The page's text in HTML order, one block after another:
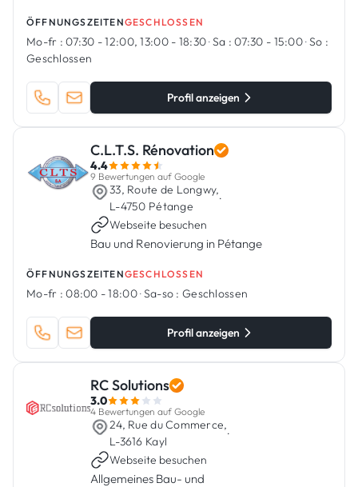
ÖFFNUNGSZEITENGESCHLOSSEN
Mo-fr : 07:30 - 12:00, 13:00 - 18:30·Sa : 07:30 - 15:00·So :
Geschlossen
Profil anzeigen
C.L.T.S. Rénovation
4.4
9 Bewertungen auf Google
33, Route de Longwy,
L-4750 Pétange
·
Webseite besuchen
Bau und Renovierung in Pétange
ÖFFNUNGSZEITENGESCHLOSSEN
Mo-fr : 08:00 - 18:00·Sa-so : Geschlossen
Profil anzeigen
RC Solutions
3.0
4 Bewertungen auf Google
24, Rue du Commerce,
L-3616 Kayl
·
Webseite besuchen
Allgemeines Bau- und